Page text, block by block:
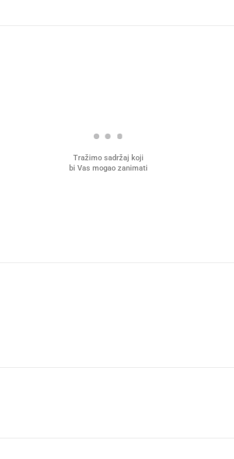
Tražimo sadržaj koji
bi Vas mogao zanimati